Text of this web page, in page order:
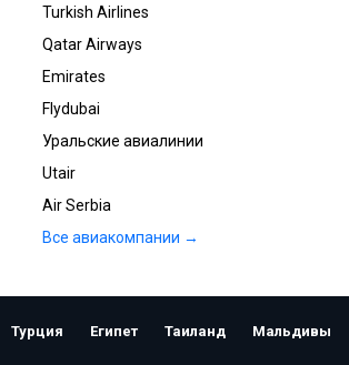
Turkish Airlines
Qatar Airways
Emirates
Flydubai
Уральские авиалинии
Utair
Air Serbia
Все авиакомпании →
Турция Египет Таиланд Мальдивы